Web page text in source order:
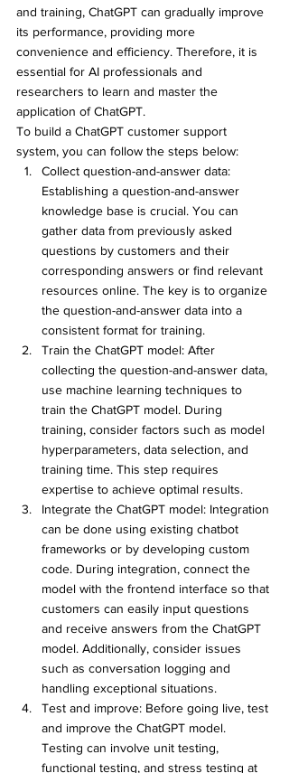
and training, ChatGPT can gradually improve
its performance, providing more
convenience and efficiency. Therefore, it is
essential for AI professionals and
researchers to learn and master the
application of ChatGPT.
To build a ChatGPT customer support
system, you can follow the steps below:
Collect question-and-answer data:
Establishing a question-and-answer
knowledge base is crucial. You can
gather data from previously asked
questions by customers and their
corresponding answers or find relevant
resources online. The key is to organize
the question-and-answer data into a
consistent format for training.
Train the ChatGPT model: After
collecting the question-and-answer data,
use machine learning techniques to
train the ChatGPT model. During
training, consider factors such as model
hyperparameters, data selection, and
training time. This step requires
expertise to achieve optimal results.
Integrate the ChatGPT model: Integration
can be done using existing chatbot
frameworks or by developing custom
code. During integration, connect the
model with the frontend interface so that
customers can easily input questions
and receive answers from the ChatGPT
model. Additionally, consider issues
such as conversation logging and
handling exceptional situations.
Test and improve: Before going live, test
and improve the ChatGPT model.
Testing can involve unit testing,
functional testing, and stress testing at